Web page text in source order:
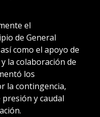
el
de General
como el apoyo de
la colaboración de
los
la contingencia,
y caudal